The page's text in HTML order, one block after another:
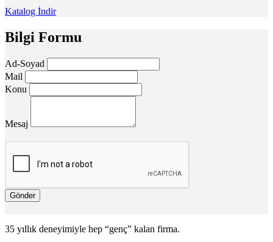
Katalog İndir
Bilgi Formu
Ad-Soyad
Mail
Konu
Mesaj
Gönder
35 yıllık deneyimiyle hep “genç” kalan firma.